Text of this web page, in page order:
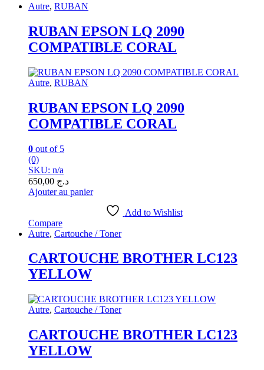
Autre, RUBAN
RUBAN EPSON LQ 2090
COMPATIBLE CORAL
Autre, RUBAN
RUBAN EPSON LQ 2090
COMPATIBLE CORAL
0 out of 5
(0)
SKU: n/a
د.ج
Ajouter au panier
Add to Wishlist
Compare
Autre, Cartouche / Toner
CARTOUCHE BROTHER LC123
YELLOW
Autre, Cartouche / Toner
CARTOUCHE BROTHER LC123
YELLOW